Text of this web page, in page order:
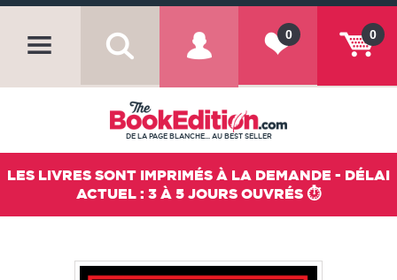
0
0
DE LA PAGE BLANCHE... AU BEST SELLER
LES LIVRES SONT IMPRIMÉS À LA DEMANDE - DÉLAI
ACTUEL : 3 À 5 JOURS OUVRÉS ⏱️